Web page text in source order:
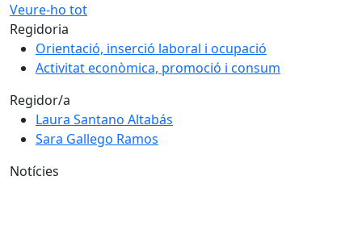
Veure-ho tot
Regidoria
Orientació, inserció laboral i ocupació
Activitat econòmica, promoció i consum
Regidor/a
Laura Santano Altabás
Sara Gallego Ramos
Notícies